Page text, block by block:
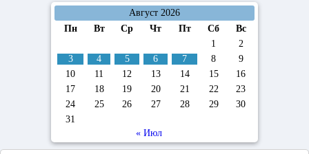
Август 2026
Пн
Вт Ср Чт Пт Сб
Вс
1
2
3
4 5 6 7 8
9
10
11 12 13 14 15
16
17
18 19 20 21 22
23
24
25 26 27 28 29
30
31
« Июл